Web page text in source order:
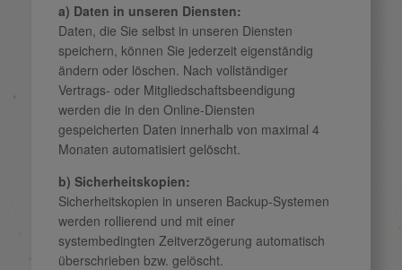
a) Daten in unseren Diensten:
Daten, die Sie selbst in unseren Diensten
speichern, können Sie jederzeit eigenständig
ändern oder löschen. Nach vollständiger
Vertrags- oder Mitgliedschaftsbeendigung
werden die in den Online-Diensten
gespeicherten Daten innerhalb von maximal 4
Monaten automatisiert gelöscht.
b) Sicherheitskopien:
Sicherheitskopien in unseren Backup-Systemen
werden rollierend und mit einer
systembedingten Zeitverzögerung automatisch
überschrieben bzw. gelöscht.